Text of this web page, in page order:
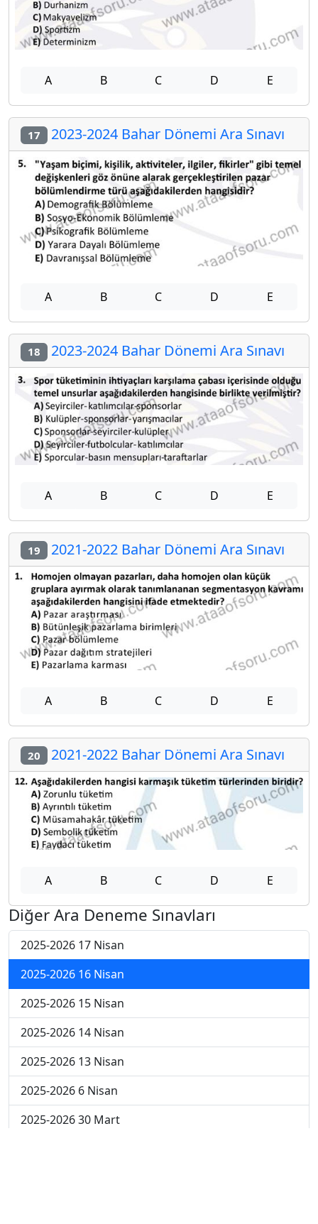
A B C D E
17 2023-2024 Bahar Dönemi Ara Sınavı
A B C D E
18 2023-2024 Bahar Dönemi Ara Sınavı
A B C D E
19 2021-2022 Bahar Dönemi Ara Sınavı
A B C D E
20 2021-2022 Bahar Dönemi Ara Sınavı
A B C D E
Diğer Ara Deneme Sınavları
2025-2026 17 Nisan
2025-2026 16 Nisan
2025-2026 15 Nisan
2025-2026 14 Nisan
2025-2026 13 Nisan
2025-2026 6 Nisan
2025-2026 30 Mart